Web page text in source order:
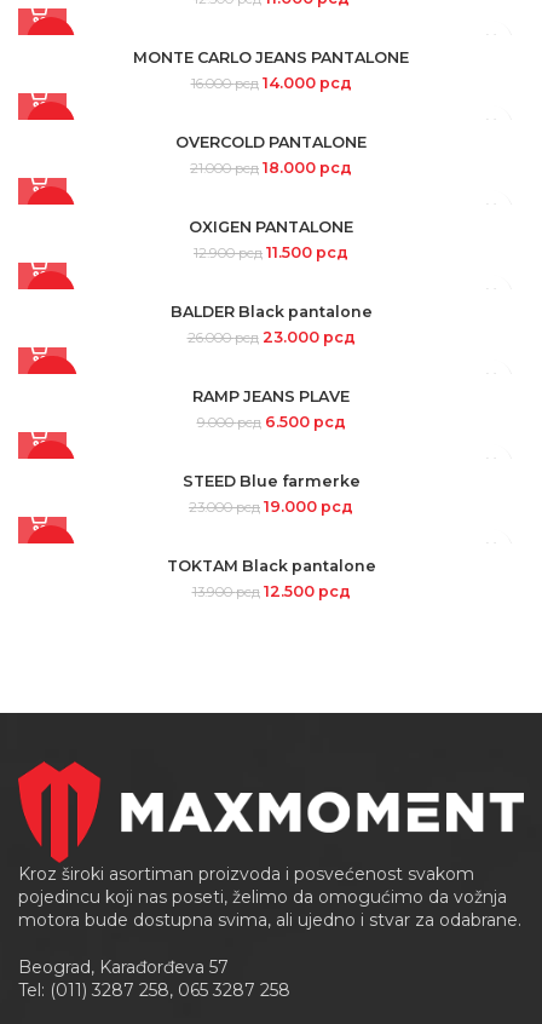
-13%
MONTE CARLO JEANS PANTALONE
16.000рсд 14.000 рсд
-14%
OUT
OVERCOLD PANTALONE
21.000рсд 18.000 рсд
-11%
OXIGEN PANTALONE
12.900рсд 11.500 рсд
-12%
BALDER Black pantalone
26.000рсд 23.000 рсд
-28%
RAMP JEANS PLAVE
9.000рсд 6.500 рсд
-17%
STEED Blue farmerke
23.000рсд 19.000 рсд
-10%
TOKTAM Black pantalone
13.900рсд 12.500 рсд
Kroz široki asortiman proizvoda i posvećenost svakom
pojedincu koji nas poseti, želimo da omogućimo da vožnja
motora bude dostupna svima, ali ujedno i stvar za odabrane.
Beograd, Karađorđeva 57
Tel: (011) 3287 258, 065 3287 258